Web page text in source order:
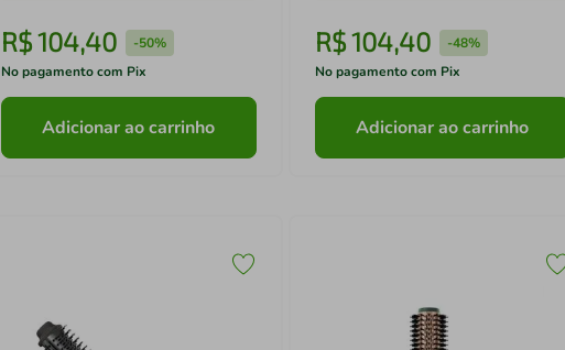
R$104,40 -50%
No pagamento com Pix
Adicionar ao carrinho
R$104,40 -48%
No pagamento com Pix
Adicionar ao carrinho